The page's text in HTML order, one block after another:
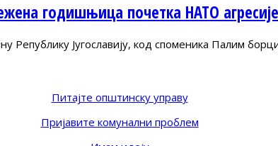
годишњица почетка НАТО агресије
Југославију, код споменика Палим
Питајте општинску управу
Пријавите комунални проблем